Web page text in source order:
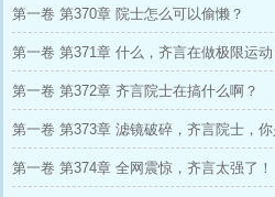
第一卷 第370章 院士怎么可以偷懒？
第一卷 第371章 什么，齐言在做极限运动
第一卷 第372章 齐言院士在搞什么啊？
第一卷 第373章 滤镜破碎，齐言院士，你
第一卷 第374章 全网震惊，齐言太强了！